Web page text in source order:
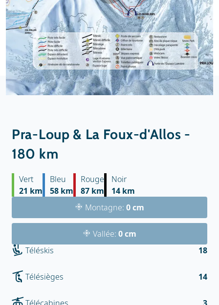
Pra-Loup & La Foux-d'Allos -
180 km
Vert
21 km
Bleu
58 km
Rouge
87 km
Noir
14 km
Montagne: 0 cm
Vallée: 0 cm
Téléskis
18
Télésièges 14